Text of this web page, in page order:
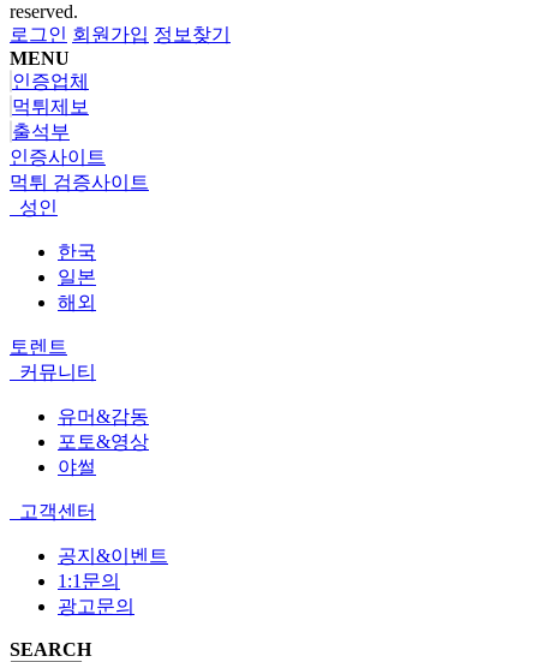
reserved.
로그인 회원가입 정보찾기
MENU
인증업체
먹튀제보
출석부
인증사이트
먹튀 검증사이트
성인
한국
일본
해외
토렌트
커뮤니티
유머&감동
포토&영상
야썰
고객센터
공지&이벤트
1:1문의
광고문의
SEARCH